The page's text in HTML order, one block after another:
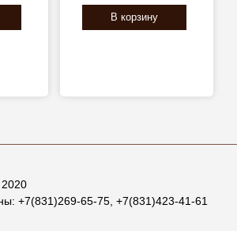
В корзину
+7(831)269-65-75 +7(831)423-41-61